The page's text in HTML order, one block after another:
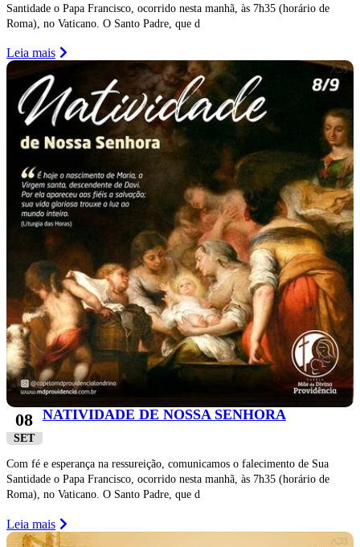
Santidade o Papa Francisco, ocorrido nesta manhã, às 7h35 (horário de
Roma), no Vaticano. O Santo Padre, que d
Leia mais
08
SET
NATIVIDADE DE NOSSA SENHORA
Com fé e esperança na ressureição, comunicamos o falecimento de Sua
Santidade o Papa Francisco, ocorrido nesta manhã, às 7h35 (horário de
Roma), no Vaticano. O Santo Padre, que d
Leia mais